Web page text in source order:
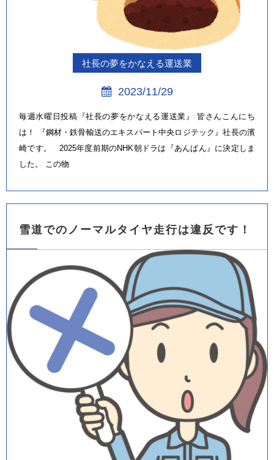
社長の夢をかなえる運送業
2023/11/29
毎週水曜日投稿『社長の夢をかなえる運送業』 皆さんこんにち
は！ 『鋼材・鉄骨輸送のエキスパート中央ロジテック』社長の濱
崎です。 2025年度前期のNHK朝ドラは『あんぱん』に決定しま
した。 この物
雪道でのノーマルタイヤ走行は違反です！